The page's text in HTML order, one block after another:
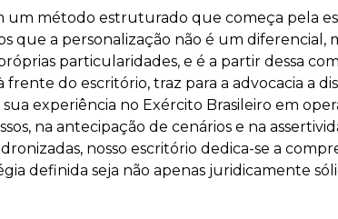
um método estruturado que começa pela
que a personalização não é um diferencial,
particularidades, e é a partir dessa
frente do escritório, traz para a advocacia a
experiência no Exército Brasileiro em
na antecipação de cenários e na
nosso escritório dedica-se a
definida seja não apenas juridicamente